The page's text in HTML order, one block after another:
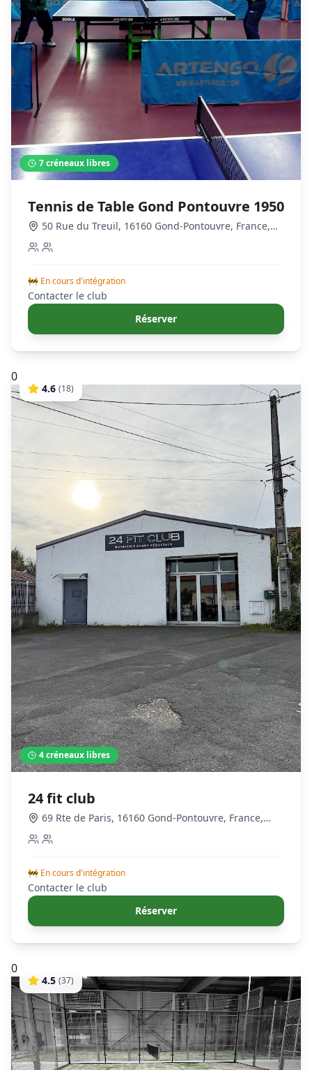
7créneaux libres
Tennis de Table Gond Pontouvre 1950
50 Rue du Treuil, 16160 Gond-Pontouvre, France,
Gond-Pontouvre
🚧 En cours d'intégration
Contacter le club
Réserver
0
4.6 (18)
4créneaux libres
24 fit club
69 Rte de Paris, 16160 Gond-Pontouvre, France,
Gond-Pontouvre
🚧 En cours d'intégration
Contacter le club
Réserver
0
4.5 (37)